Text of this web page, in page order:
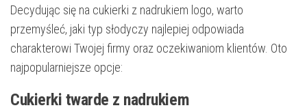
Decydując się na cukierki z nadrukiem logo, warto
przemyśleć, jaki typ słodyczy najlepiej odpowiada
charakterowi Twojej firmy oraz oczekiwaniom klientów. Oto
najpopularniejsze opcje:
Cukierki twarde z nadrukiem